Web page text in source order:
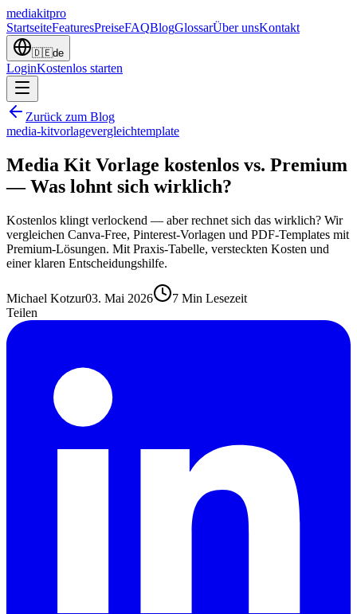
mediakitpro
StartseiteFeaturesPreiseFAQBlogGlossarÜber unsKontakt
🇩🇪de
LoginKostenlos starten
Zurück zum Blog
media-kitvorlagevergleichtemplate
Media Kit Vorlage kostenlos vs. Premium
— Was lohnt sich wirklich?
Kostenlos klingt verlockend — aber rechnet sich das wirklich? Wir
vergleichen Canva-Free, Pinterest-Vorlagen und PDF-Templates mit
Premium-Lösungen. Mit Praxis-Tabelle, versteckten Kosten und
einer klaren Entscheidungshilfe.
Michael Kotzur03. Mai 2026 7 Min Lesezeit
Teilen